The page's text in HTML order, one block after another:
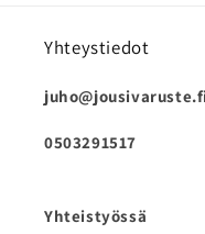
Yhteystiedot
0503291517
Yhteistyössä